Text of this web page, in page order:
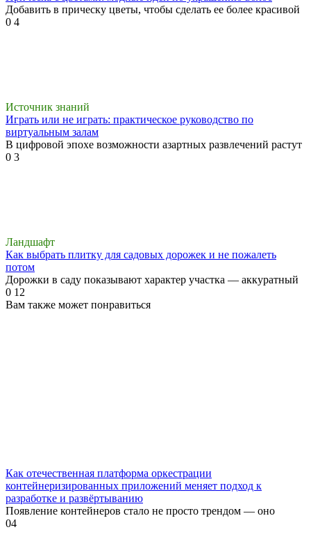
Добавить в прическу цветы, чтобы сделать ее более красивой
0 4
Источник знаний
Играть или не играть: практическое руководство по
виртуальным залам
В цифровой эпохе возможности азартных развлечений растут
0 3
Ландшафт
Как выбрать плитку для садовых дорожек и не пожалеть
потом
Дорожки в саду показывают характер участка — аккуратный
0 12
Вам также может понравиться
Как отечественная платформа оркестрации
контейнеризированных приложений меняет подход к
разработке и развёртыванию
Появление контейнеров стало не просто трендом — оно
04